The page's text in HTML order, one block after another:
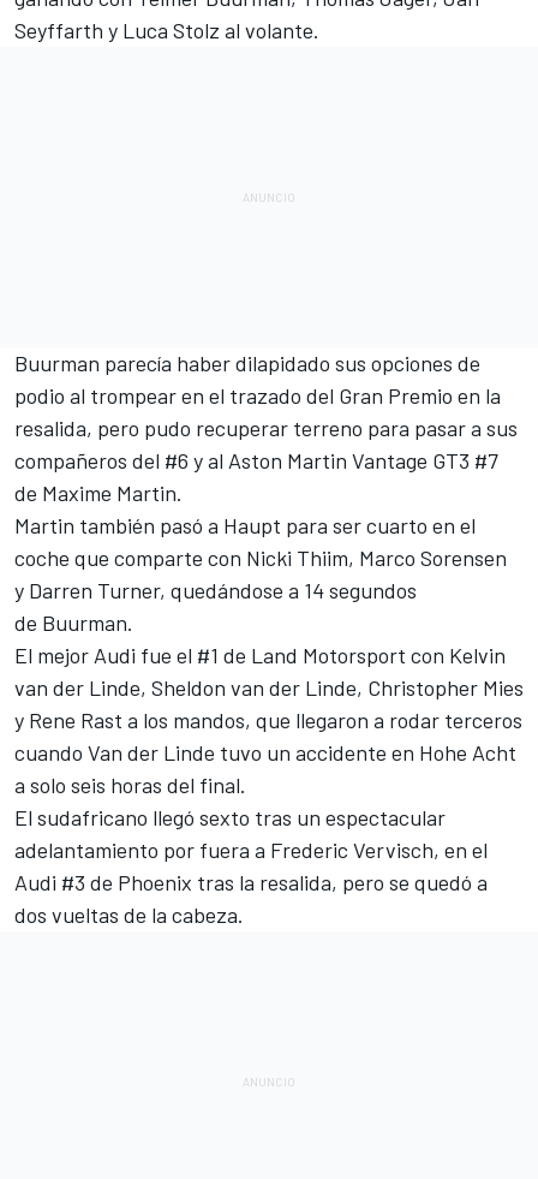
Seyffarth y Luca Stolz al volante.
Buurman parecía haber dilapidado sus opciones de
podio al trompear en el trazado del Gran Premio en la
resalida, pero pudo recuperar terreno para pasar a sus
compañeros del #6 y al Aston Martin Vantage GT3 #7
de Maxime Martin.
Martin también pasó a Haupt para ser cuarto en el
coche que comparte con Nicki Thiim, Marco Sorensen
y Darren Turner, quedándose a 14 segundos
de Buurman.
El mejor Audi fue el #1 de Land Motorsport con Kelvin
van der Linde, Sheldon van der Linde, Christopher Mies
y Rene Rast a los mandos, que llegaron a rodar terceros
cuando Van der Linde tuvo un accidente en Hohe Acht
a solo seis horas del final.
El sudafricano llegó sexto tras un espectacular
adelantamiento por fuera a Frederic Vervisch, en el
Audi #3 de Phoenix tras la resalida, pero se quedó a
dos vueltas de la cabeza.